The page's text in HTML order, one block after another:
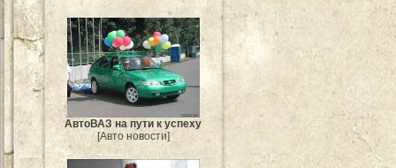
АвтоВАЗ на пути к успеху
[Авто новости]